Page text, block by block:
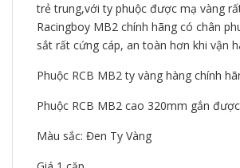
trẻ trung,với ty phuộc được mạ vàng
Racingboy MB2 chính hãng có chân
sắt rất cứng cáp, an toàn hơn khi vận
Phuộc RCB MB2 ty vàng hàng chính
Phuộc RCB MB2 cao 320mm gắn
Màu sắc: Đen Ty Vàng